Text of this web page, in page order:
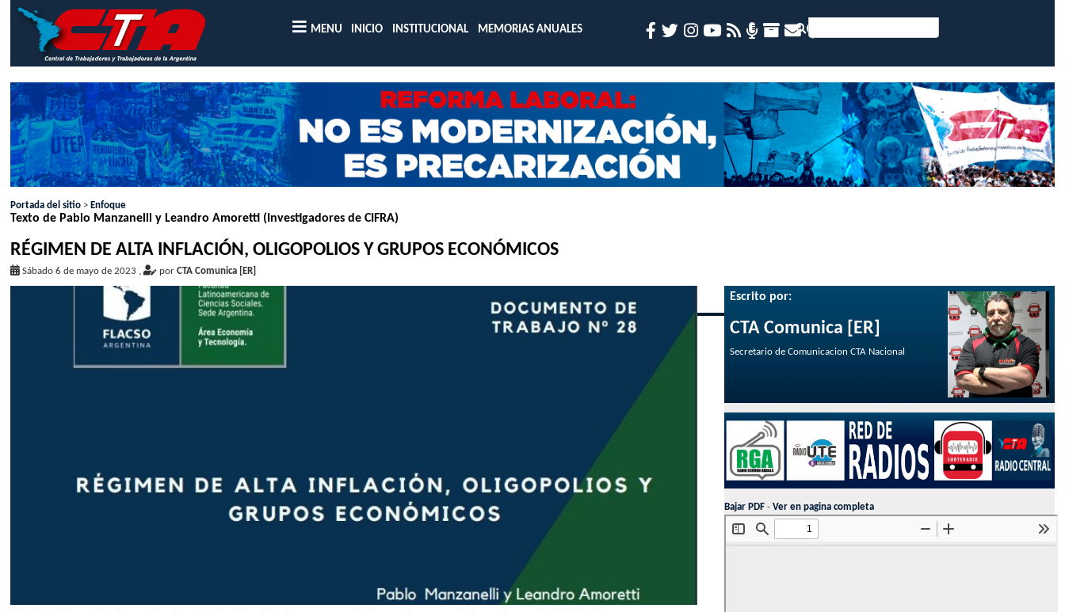
MENU INICIO INSTITUCIONAL MEMORIAS ANUALES
Portada del sitio > Enfoque
Texto de Pablo Manzanelli y Leandro Amoretti (Investigadores de CIFRA)
RÉGIMEN DE ALTA INFLACIÓN, OLIGOPOLIOS Y GRUPOS ECONÓMICOS
Sábado 6 de mayo de 2023 , porCTA Comunica [ER]
Escrito por:
CTA Comunica [ER]
Secretario de Comunicacion CTA Nacional
Bajar PDF -Ver en pagina completa